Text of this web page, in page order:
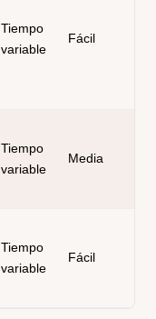
Tiempo
variable
Fácil
Tiempo
variable
Media
Tiempo
variable
Fácil